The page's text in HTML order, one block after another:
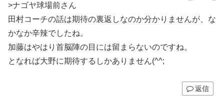
>ナゴヤ球場前さん
田村コーチの話は期待の裏返しなのか分かりませんが、な
かなか辛辣でしたね。
加藤はやはり首脳陣の目には留まらないのですね。
となれば大野に期待するしかありません(^^;
返信